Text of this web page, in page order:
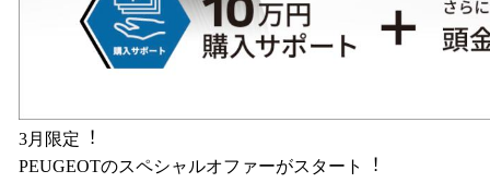
3月限定︕
PEUGEOTのスペシャルオファーがスタート︕